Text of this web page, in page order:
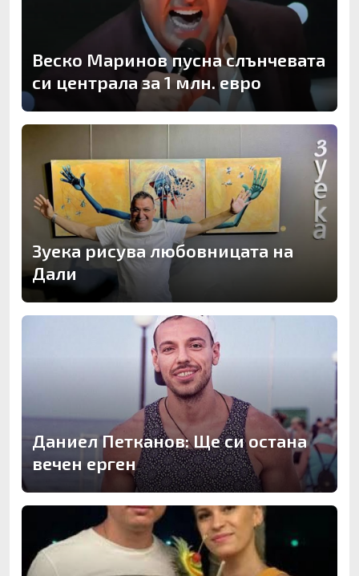
Веско Маринов пусна слънчевата
си централа за 1 млн. евро
Зуека рисува любовницата на
Дали
Даниел Петканов: Ще си остана
вечен ерген